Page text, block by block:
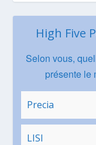
High Five
Selon vous,
présente le
Precia
LISI